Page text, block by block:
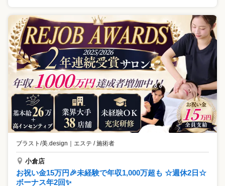
ブラスト/美.design ｜ エステ / 施術者
小倉店
お祝い金15万円🎉未経験で年収1,000万超も ☆週休2日☆
ボーナス年2回✨